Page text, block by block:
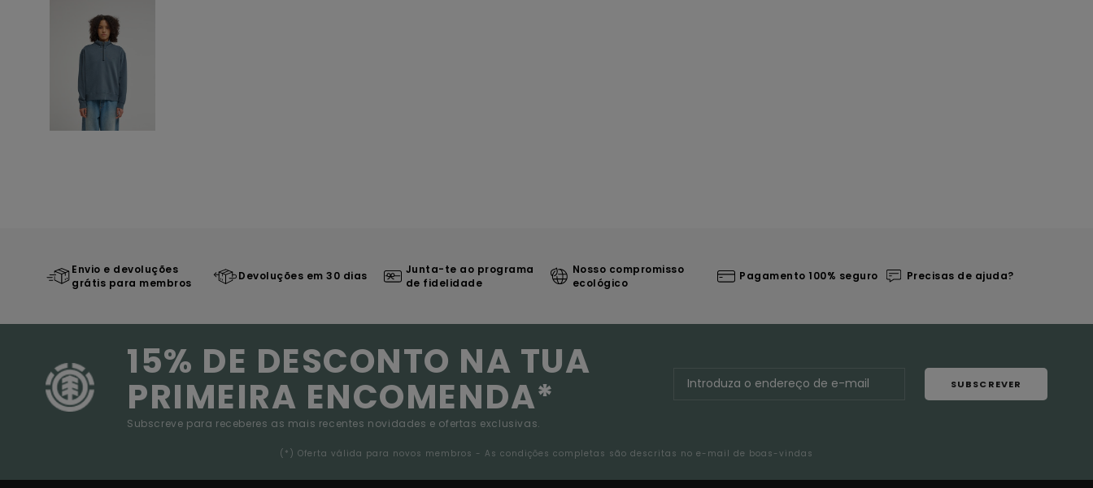
Envio e devoluções
grátis para membros
Devoluções em 30 dias
Junta-te ao programa
de fidelidade
Nosso compromisso
ecológico
Pagamento 100% seguro Precisas de ajuda?
15% DE DESCONTO NA TUA
PRIMEIRA ENCOMENDA*
Subscreve para receberes as mais recentes novidades e ofertas exclusivas.
SUBSCREVER
(*) Oferta válida para novos membros - As condições completas são descritas no e-mail de boas-vindas